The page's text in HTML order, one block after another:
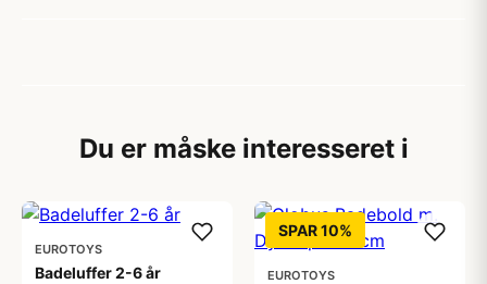
Du er måske interesseret i
EUROTOYS
Badeluffer 2-6 år
SPAR 10%
EUROTOYS